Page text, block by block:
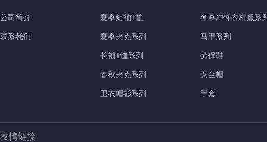
公司简介
联系我们
夏季短袖T恤
夏季夹克系列
长袖T恤系列
春秋夹克系列
卫衣帽衫系列
冬季冲锋衣棉服系
马甲系列
劳保鞋
安全帽
手套
友情链接